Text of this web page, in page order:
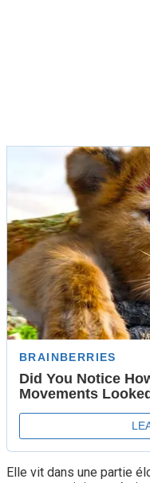
Elle vit dans une partie